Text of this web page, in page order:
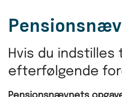
Hvis du
efterfølgende